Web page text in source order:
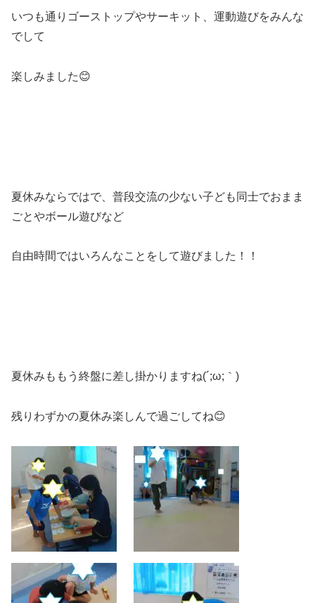
いつも通りゴーストップやサーキット、運動遊びをみんな
でして
楽しみました😊
夏休みならではで、普段交流の少ない子ども同士でおまま
ごとやボール遊びなど
自由時間ではいろんなことをして遊びました！！
夏休みももう終盤に差し掛かりますね(´;ω;｀)
残りわずかの夏休み楽しんで過ごしてね😊